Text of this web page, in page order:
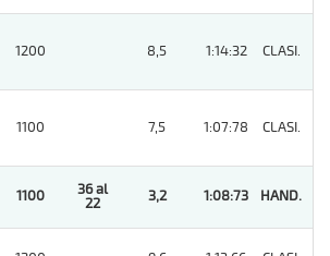
1200 8,5 1:14:32 CLASI.
1100 7,5 1:07:78 CLASI.
1100
36 al
22
3,2 1:08:73 HAND.